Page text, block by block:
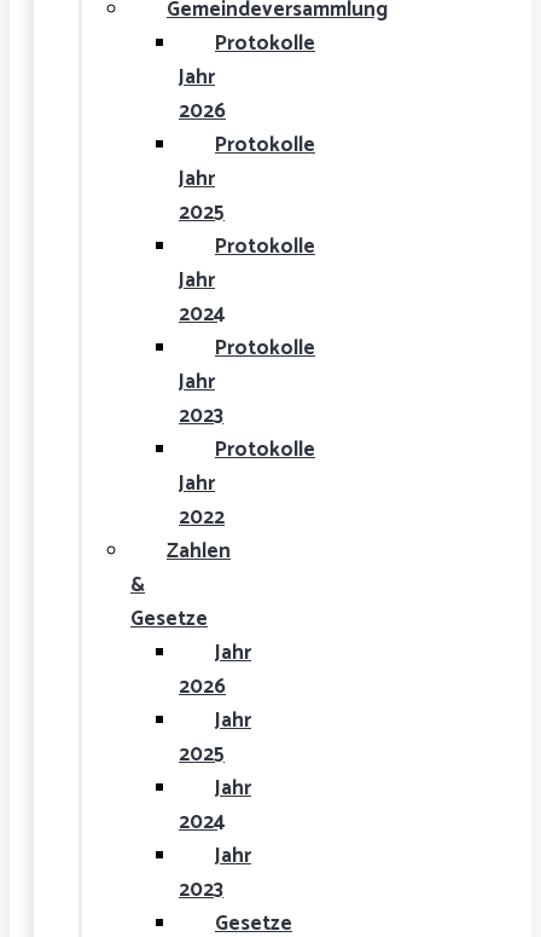
Gemeindeversammlung
Protokolle
Jahr
2026
Protokolle
Jahr
2025
Protokolle
Jahr
2024
Protokolle
Jahr
2023
Protokolle
Jahr
2022
Zahlen
&
Gesetze
Jahr
2026
Jahr
2025
Jahr
2024
Jahr
2023
Gesetze